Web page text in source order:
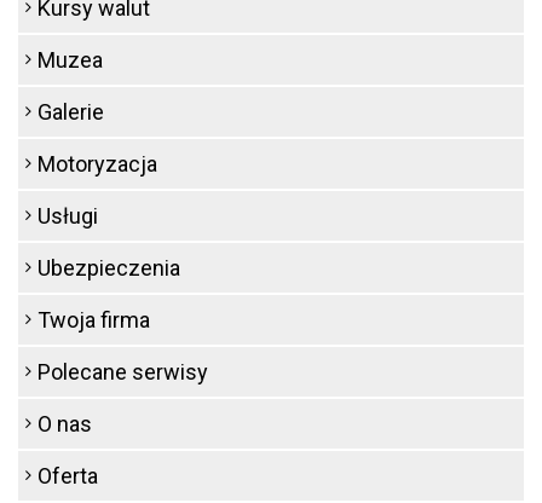
Kursy walut
Muzea
Galerie
Motoryzacja
Usługi
Ubezpieczenia
Twoja firma
Polecane serwisy
O nas
Oferta